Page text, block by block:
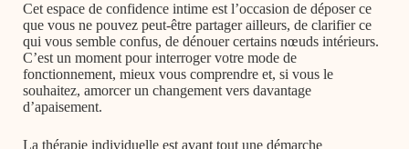
Cet espace de confidence intime est l’occasion de déposer ce
que vous ne pouvez peut-être partager ailleurs, de clarifier ce
qui vous semble confus, de dénouer certains nœuds intérieurs.
C’est un moment pour interroger votre mode de
fonctionnement, mieux vous comprendre et, si vous le
souhaitez, amorcer un changement vers davantage
d’apaisement.
La thérapie individuelle est avant tout une démarche